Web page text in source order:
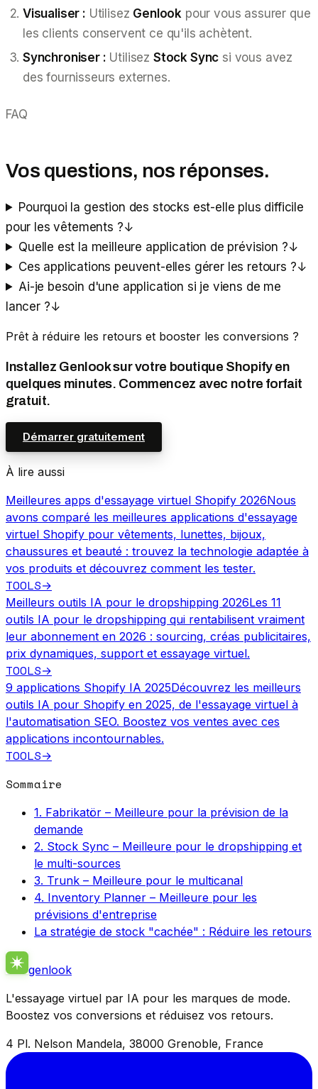
Visualiser : Utilisez Genlook pour vous assurer que
les clients conservent ce qu'ils achètent.
Synchroniser : Utilisez Stock Sync si vous avez
des fournisseurs externes.
FAQ
Vos questions, nos réponses.
Pourquoi la gestion des stocks est-elle plus difficile
pour les vêtements ?↓
Quelle est la meilleure application de prévision ?↓
Ces applications peuvent-elles gérer les retours ?↓
Ai-je besoin d'une application si je viens de me
lancer ?↓
Prêt à réduire les retours et booster les conversions ?
Installez Genlook sur votre boutique Shopify en
quelques minutes. Commencez avec notre forfait
gratuit.
Démarrer gratuitement
À lire aussi
Meilleures apps d'essayage virtuel Shopify 2026Nous
avons comparé les meilleures applications d'essayage
virtuel Shopify pour vêtements, lunettes, bijoux,
chaussures et beauté : trouvez la technologie adaptée à
vos produits et découvrez comment les tester.
TOOLS→
Meilleurs outils IA pour le dropshipping 2026Les 11
outils IA pour le dropshipping qui rentabilisent vraiment
leur abonnement en 2026 : sourcing, créas publicitaires,
prix dynamiques, support et essayage virtuel.
TOOLS→
9 applications Shopify IA 2025Découvrez les meilleurs
outils IA pour Shopify en 2025, de l'essayage virtuel à
l'automatisation SEO. Boostez vos ventes avec ces
applications incontournables.
TOOLS→
Sommaire
1. Fabrikatör – Meilleure pour la prévision de la
demande
2. Stock Sync – Meilleure pour le dropshipping et
le multi-sources
3. Trunk – Meilleure pour le multicanal
4. Inventory Planner – Meilleure pour les
prévisions d'entreprise
La stratégie de stock "cachée" : Réduire les retours
genlook
L'essayage virtuel par IA pour les marques de mode.
Boostez vos conversions et réduisez vos retours.
4 Pl. Nelson Mandela, 38000 Grenoble, France